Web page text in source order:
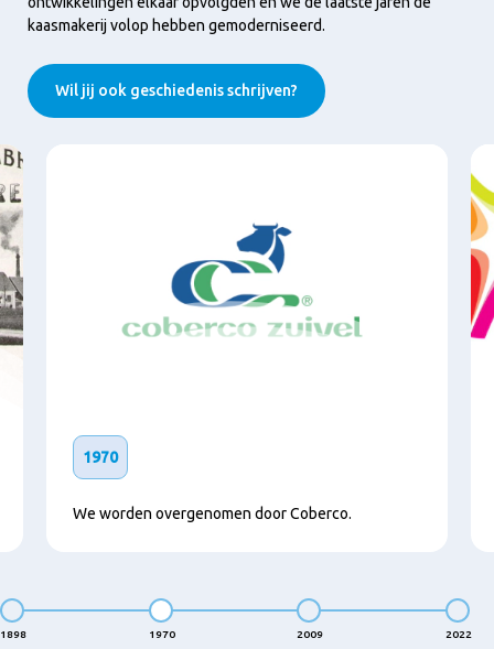
kaasmakerij volop hebben gemoderniseerd.
Wil jij ook geschiedenis schrijven?
1970
We worden overgenomen door Coberco.
1898 1970 2009 2022